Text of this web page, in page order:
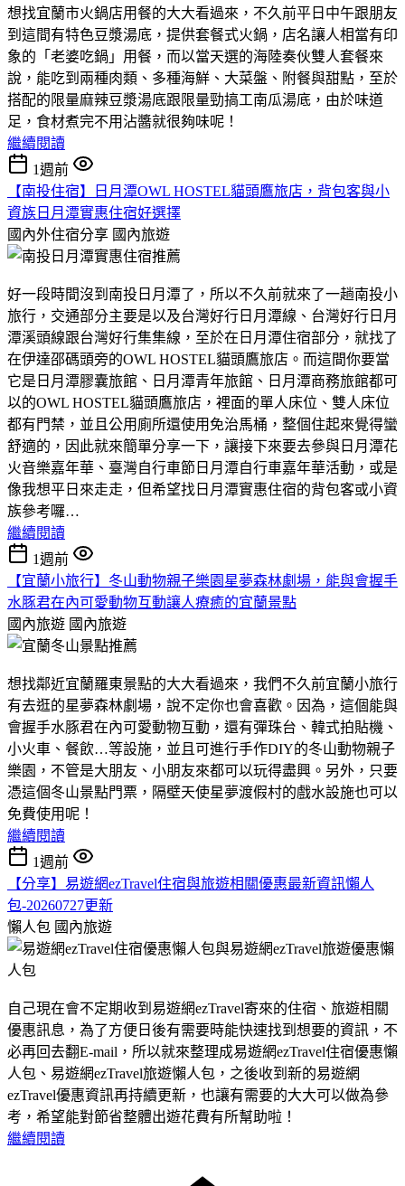
想找宜蘭市火鍋店用餐的大大看過來，不久前平日中午跟朋友
到這間有特色豆漿湯底，提供套餐式火鍋，店名讓人相當有印
象的「老婆吃鍋」用餐，而以當天選的海陸奏伙雙人套餐來
說，能吃到兩種肉類、多種海鮮、大菜盤、附餐與甜點，至於
搭配的限量麻辣豆漿湯底跟限量勁搞工南瓜湯底，由於味道
足，食材煮完不用沾醬就很夠味呢！
繼續閱讀
1週前
【南投住宿】日月潭OWL HOSTEL貓頭鷹旅店，背包客與小
資族日月潭實惠住宿好選擇
國內外住宿分享 國內旅遊
好一段時間沒到南投日月潭了，所以不久前就來了一趟南投小
旅行，交通部分主要是以及台灣好行日月潭線、台灣好行日月
潭溪頭線跟台灣好行集集線，至於在日月潭住宿部分，就找了
在伊達邵碼頭旁的OWL HOSTEL貓頭鷹旅店。而這間你要當
它是日月潭膠囊旅館、日月潭青年旅館、日月潭商務旅館都可
以的OWL HOSTEL貓頭鷹旅店，裡面的單人床位、雙人床位
都有門禁，並且公用廁所還使用免治馬桶，整個住起來覺得蠻
舒適的，因此就來簡單分享一下，讓接下來要去參與日月潭花
火音樂嘉年華、臺灣自行車節日月潭自行車嘉年華活動，或是
像我想平日來走走，但希望找日月潭實惠住宿的背包客或小資
族參考囉…
繼續閱讀
1週前
【宜蘭小旅行】冬山動物親子樂園星夢森林劇場，能與會握手
水豚君在內可愛動物互動讓人療癒的宜蘭景點
國內旅遊 國內旅遊
想找鄰近宜蘭羅東景點的大大看過來，我們不久前宜蘭小旅行
有去逛的星夢森林劇場，說不定你也會喜歡。因為，這個能與
會握手水豚君在內可愛動物互動，還有彈珠台、韓式拍貼機、
小火車、餐飲…等設施，並且可進行手作DIY的冬山動物親子
樂園，不管是大朋友、小朋友來都可以玩得盡興。另外，只要
憑這個冬山景點門票，隔壁天使星夢渡假村的戲水設施也可以
免費使用呢！
繼續閱讀
1週前
【分享】易遊網ezTravel住宿與旅遊相關優惠最新資訊懶人
包-20260727更新
懶人包 國內旅遊
自己現在會不定期收到易遊網ezTravel寄來的住宿、旅遊相關
優惠訊息，為了方便日後有需要時能快速找到想要的資訊，不
必再回去翻E-mail，所以就來整理成易遊網ezTravel住宿優惠懶
人包、易遊網ezTravel旅遊懶人包，之後收到新的易遊網
ezTravel優惠資訊再持續更新，也讓有需要的大大可以做為參
考，希望能對節省整體出遊花費有所幫助啦！
繼續閱讀